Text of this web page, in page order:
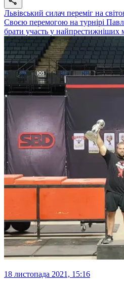
Львівський силач переміг на
Своєю перемогою на турнірі
брати участь у найпрестижніших
18 листопада 2021, 15:16